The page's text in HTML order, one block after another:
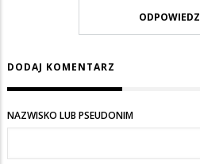
ODPOWIEDZ
DODAJ KOMENTARZ
NAZWISKO LUB PSEUDONIM